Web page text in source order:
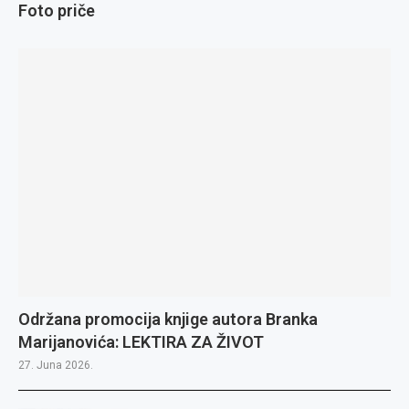
Foto priče
Održana promocija knjige autora Branka
Marijanovića: LEKTIRA ZA ŽIVOT
27. Juna 2026.